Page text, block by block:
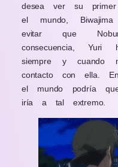
desea ver su
el mundo,
evitar que
consecuencia, Yuri
siempre y cuando
contacto con ella.
el mundo podría
iría a tal extremo.